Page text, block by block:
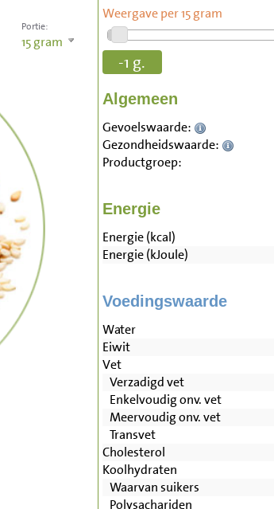
Portie:
15gram
Weergave per 15 gram
-1 g.
Algemeen
Gevoelswaarde:
Gezondheidswaarde:
Productgroep:
Energie
Energie (kcal)
Energie (kJoule)
Voedingswaarde
Water
Eiwit
Vet
Verzadigd vet
Enkelvoudig onv. vet
Meervoudig onv. vet
Transvet
Cholesterol
Koolhydraten
Waarvan suikers
Polysachariden